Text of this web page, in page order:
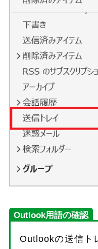
Outlook用語の確認
Outlookの送信ト